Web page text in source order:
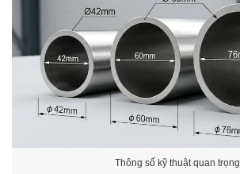
Thông số kỹ thuật quan trọng